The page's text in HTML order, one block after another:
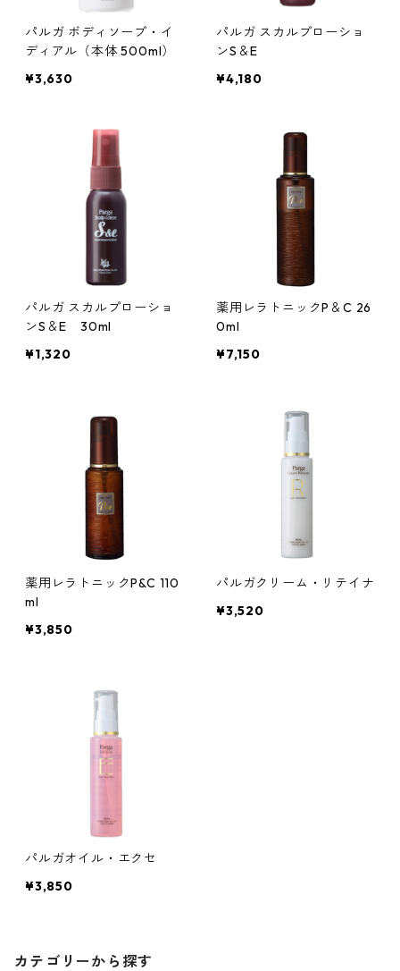
パルガ ボディソープ・イ
ディアル（本体 500ml）
¥3,630
パルガ スカルプローショ
ンS＆E
¥4,180
パルガ スカルプローショ
ンS＆E 30ml
¥1,320
薬用レラトニックP＆C 26
0ml
¥7,150
薬用レラトニックP&C 110
ml
¥3,850
パルガクリーム・リテイナ
¥3,520
パルガオイル・エクセ
¥3,850
カテゴリーから探す